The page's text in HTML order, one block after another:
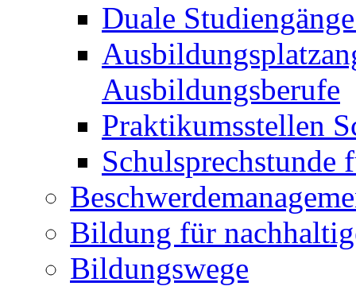
Duale
Ausbildungsberufe
Praktikumsstellen
Schulsprechstunde
Bildung für
Bildungswege